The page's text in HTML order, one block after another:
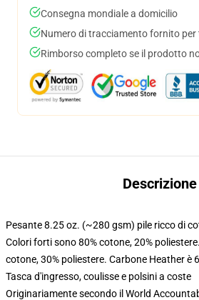
Consegna mondiale a domicilio
Numero di tracciamento fornito
Rimborso completo se il prodotto
Descrizione
Pesante 8.25 oz. (~280 gsm) pile ricco di
Colori forti sono 80% cotone, 20%
cotone, 30% poliestere. Carbone Heather è
Tasca d'ingresso, coulisse e polsini a coste
Originariamente secondo il World